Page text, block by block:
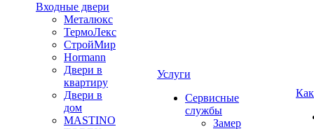
Входные двери
Металюкс
ТермоЛекс
СтройМир
Hormann
Двери в
квартиру
Двери в
дом
MASTINO
Услуги
Сервисные
службы
Замер